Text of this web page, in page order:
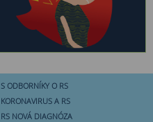
S ODBORNÍKY O RS
KORONAVIRUS A RS
RS NOVÁ DIAGNÓZA